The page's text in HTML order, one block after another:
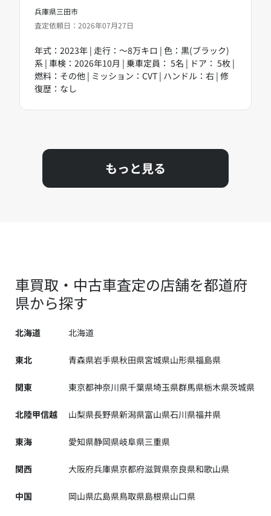
兵庫県三田市
査定依頼日：2026年07月27日
年式：2023年 | 走行：～8万キロ | 色：黒(ブラック)
系 | 車検：2026年10月 | 乗車定員： 5名 | ドア： 5枚 |
燃料：その他 | ミッション：CVT | ハンドル：右 | 修
復歴：なし
もっと見る
車買取・中古車査定の店舗を都道府
県から探す
北海道 北海道
東北 青森県岩手県秋田県宮城県山形県福島県
関東 東京都神奈川県千葉県埼玉県群馬県栃木県茨城県
北陸甲信越 山梨県長野県新潟県富山県石川県福井県
東海 愛知県静岡県岐阜県三重県
関西 大阪府兵庫県京都府滋賀県奈良県和歌山県
中国 岡山県広島県鳥取県島根県山口県